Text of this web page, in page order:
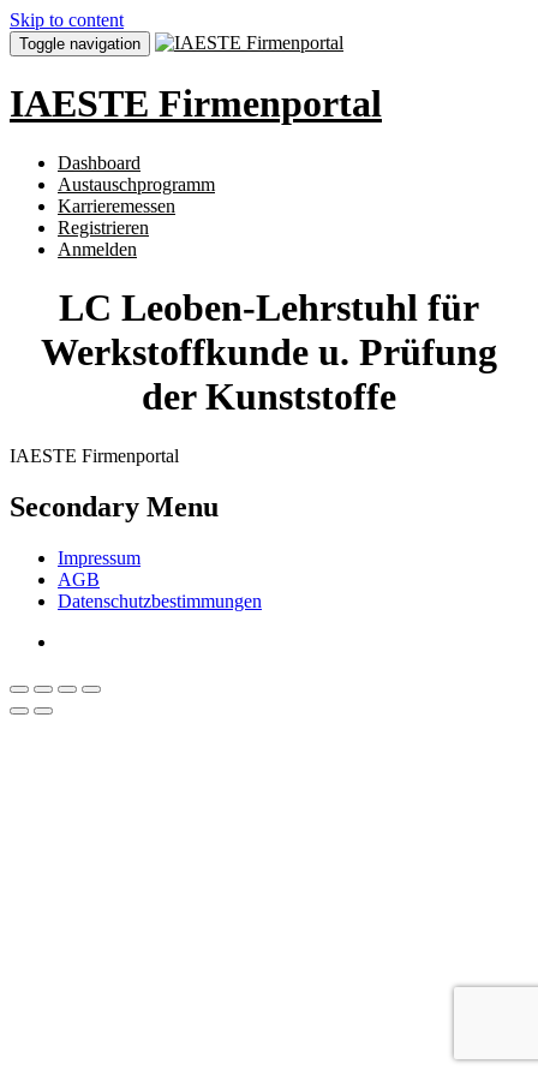
Skip to content
Toggle navigation
IAESTE Firmenportal
Dashboard
Austauschprogramm
Karrieremessen
Registrieren
Anmelden
LC Leoben-Lehrstuhl für
Werkstoffkunde u. Prüfung
der Kunststoffe
IAESTE Firmenportal
Secondary Menu
Impressum
AGB
Datenschutzbestimmungen